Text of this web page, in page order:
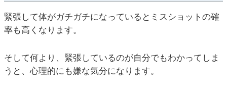
緊張して体がガチガチになっているとミスショットの確
率も高くなります。
そして何より、緊張しているのが自分でもわかってしま
うと、心理的にも嫌な気分になります。